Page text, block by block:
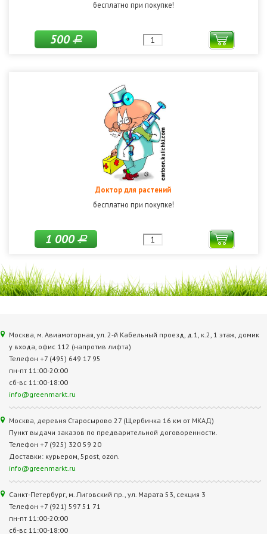
бесплатно при покупке!
500Р
Доктор для растений
бесплатно при покупке!
1 000Р
Москва, м. Авиамоторная, ул. 2‑й Кабельный проезд, д.1, к.2, 1 этаж, домик
у входа, офис 112 (напротив лифта)
Телефон +7 (495) 649 17 95
пн-пт 11:00-20:00
сб-вс 11:00-18:00
info@greenmarkt.ru
Москва, деревня Старосырово 27 (Щербинка 16 км от МКАД)
Пункт выдачи заказов по предварительной договоренности.
Телефон +7 (925) 320 59 20
Доставки: курьером, 5post, ozon.
info@greenmarkt.ru
Санкт-Петербург, м. Лиговский пр., ул. Марата 53, секция 3
Телефон +7 (921) 597 51 71
пн-пт 11:00-20:00
сб-вс 11:00-18:00